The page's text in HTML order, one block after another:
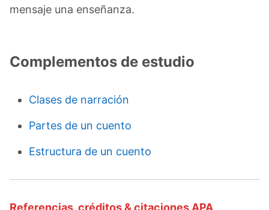
mensaje una enseñanza.
Complementos de estudio
Clases de narración
Partes de un cuento
Estructura de un cuento
Referencias, créditos & citaciones APA